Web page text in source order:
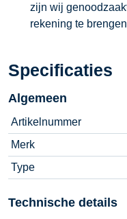
zijn wij
rekening te
Specificaties
Algemeen
Artikelnummer
Merk
Type
Technische details